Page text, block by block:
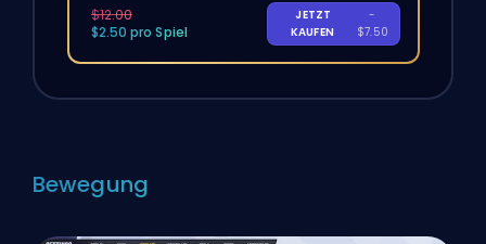
$12.00
$2.50 pro Spiel
JETZT
KAUFEN
-
$7.50
Bewegung